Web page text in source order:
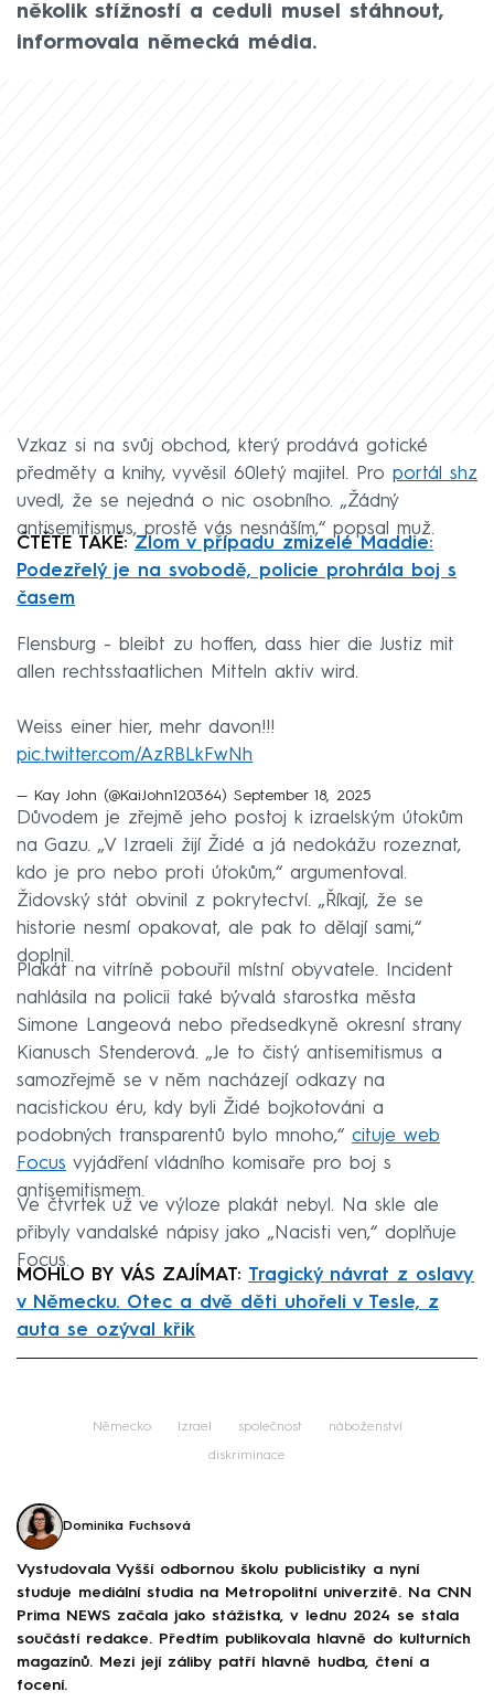
několik stížností a ceduli musel stáhnout,
informovala německá média.
Vzkaz si na svůj obchod, který prodává gotické
předměty a knihy, vyvěsil 60letý majitel. Pro portál shz
uvedl, že se nejedná o nic osobního. „Žádný
antisemitismus, prostě vás nesnáším,“ popsal muž.
ČTĚTE TAKÉ: Zlom v případu zmizelé Maddie:
Podezřelý je na svobodě, policie prohrála boj s
časem
Flensburg - bleibt zu hoffen, dass hier die Justiz mit
allen rechtsstaatlichen Mitteln aktiv wird.
Weiss einer hier, mehr davon!!!
pic.twitter.com/AzRBLkFwNh
— Kay John (@KaiJohn120364) September 18, 2025
Důvodem je zřejmě jeho postoj k izraelským útokům
na Gazu. „V Izraeli žijí Židé a já nedokážu rozeznat,
kdo je pro nebo proti útokům,“ argumentoval.
Židovský stát obvinil z pokrytectví. „Říkají, že se
historie nesmí opakovat, ale pak to dělají sami,“
doplnil.
Plakát na vitríně pobouřil místní obyvatele. Incident
nahlásila na policii také bývalá starostka města
Simone Langeová nebo předsedkyně okresní strany
Kianusch Stenderová. „Je to čistý antisemitismus a
samozřejmě se v něm nacházejí odkazy na
nacistickou éru, kdy byli Židé bojkotováni a
podobných transparentů bylo mnoho,“ cituje web
Focus vyjádření vládního komisaře pro boj s
antisemitismem.
Ve čtvrtek už ve výloze plakát nebyl. Na skle ale
přibyly vandalské nápisy jako „Nacisti ven,“ doplňuje
Focus.
MOHLO BY VÁS ZAJÍMAT: Tragický návrat z oslavy
v Německu. Otec a dvě děti uhořeli v Tesle, z
auta se ozýval křik
Německo Izrael společnost náboženství
diskriminace
Dominika Fuchsová
Vystudovala Vyšší odbornou školu publicistiky a nyní
studuje mediální studia na Metropolitní univerzitě. Na CNN
Prima NEWS začala jako stážistka, v lednu 2024 se stala
součástí redakce. Předtím publikovala hlavně do kulturních
magazínů. Mezi její záliby patří hlavně hudba, čtení a
focení.